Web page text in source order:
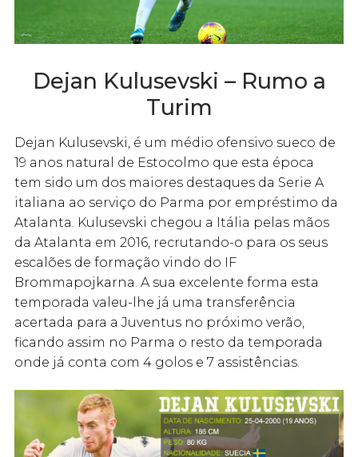
Dejan Kulusevski – Rumo a
Turim
Dejan Kulusevski, é um médio ofensivo sueco de
19 anos natural de Estocolmo que esta época
tem sido um dos maiores destaques da Serie A
italiana ao serviço do Parma por empréstimo da
Atalanta. Kulusevski chegou a Itália pelas mãos
da Atalanta em 2016, recrutando-o para os seus
escalões de formação vindo do IF
Brommapojkarna. A sua excelente forma esta
temporada valeu-lhe já uma transferência
acertada para a Juventus no próximo verão,
ficando assim no Parma o resto da temporada
onde já conta com 4 golos e 7 assistências.